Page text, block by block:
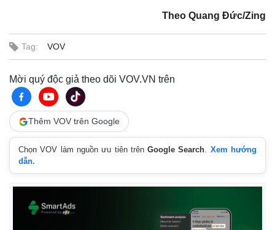
Pháp luật
Vụ án
Tin nóng
Tư vấn luật
Quân sự - Quốc phòng
Theo Quang Đức/Zing
Tag: VOV
Mời quý độc giả theo dõi VOV.VN trên
Thêm VOV trên Google
Chọn VOV làm nguồn ưu tiên trênGoogle Search. Xem hướng
dẫn.